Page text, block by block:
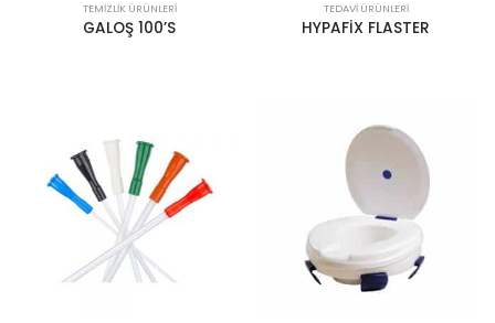
TEMIZLIK ÜRÜNLERI
GALOŞ 100’S
TEDAVI ÜRÜNLERI
HYPAFİX FLASTER